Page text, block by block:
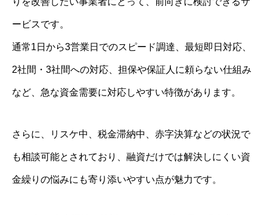
ービスです。
通常1日から3営業日でのスピード調達、最短即日対応、
2社間・3社間への対応、担保や保証人に頼らない仕組み
など、急な資金需要に対応しやすい特徴があります。
さらに、リスケ中、税金滞納中、赤字決算などの状況で
も相談可能とされており、融資だけでは解決しにくい資
金繰りの悩みにも寄り添いやすい点が魅力です。